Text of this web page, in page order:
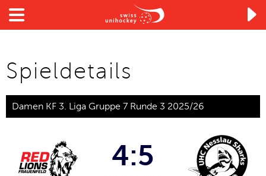

Spieldetails
Damen KF 3. Liga Gruppe 7 Runde 3 2025/26
4:5